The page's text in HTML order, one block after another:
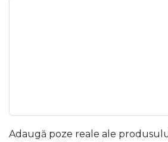
Adaugă poze reale ale